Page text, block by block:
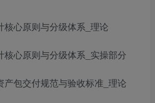
核心原则与分级体系_理论
核心原则与分级体系_实操部分
产包交付规范与验收标准_理论